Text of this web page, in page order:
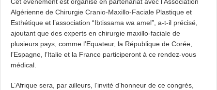
Cet évènement est organisé en partenariat avec l’Association
Algérienne de Chirurgie Cranio-Maxillo-Faciale Plastique et
Esthétique et l’association “Ibtissama wa amel”, a-t-il précisé,
ajoutant que des experts en chirurgie maxillo-faciale de
plusieurs pays, comme l’Equateur, la République de Corée,
l’Espagne, l’Italie et la France participeront à ce rendez-vous
médical.
L’Afrique sera, par ailleurs, l’invité d’honneur de ce congrès,